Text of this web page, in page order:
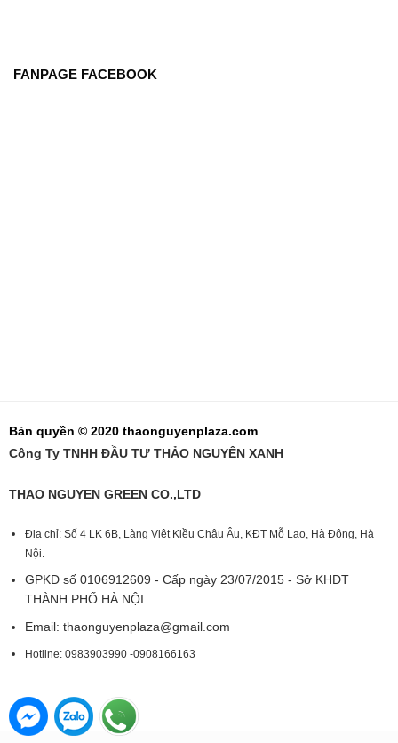
FANPAGE FACEBOOK
Bản quyền © 2020 thaonguyenplaza.com
Công Ty TNHH ĐẦU TƯ THẢO NGUYÊN XANH
THAO NGUYEN GREEN CO.,LTD
Địa chỉ: Số 4 LK 6B, Làng Việt Kiều Châu Âu, KĐT Mỗ Lao, Hà Đông, Hà
Nội.
GPKD số 0106912609 - Cấp ngày 23/07/2015 - Sở KHĐT
THÀNH PHỐ HÀ NỘI
Email: thaonguyenplaza@gmail.com
Hotline: 0983903990 -0908166163